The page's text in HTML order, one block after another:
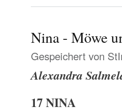
Nina - Möwe
Gespeichert von
Alexandra
17 NINA